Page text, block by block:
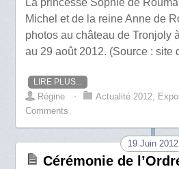
Michel et de la reine Anne de
photos au château de Tronjoly
au 29 août 2012. (Source : site
LIRE PLUS...
Régine ⋅ Actualité 2012
Comments
19 Juin 2012
Cérémonie de